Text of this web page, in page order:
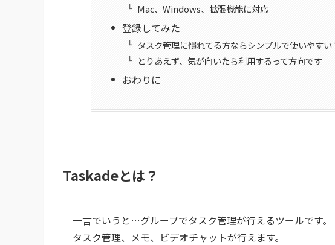
Mac、Windows、拡張機能に対応
登録してみた
タスク管理に慣れてる方ならシンプルで使いやすい
とりあえず、気が向いたら利用するって方向です
おわりに
Taskadeとは？
一言でいうと…グループでタスク管理が行えるツールです。
タスク管理、メモ、ビデオチャットが行えます。